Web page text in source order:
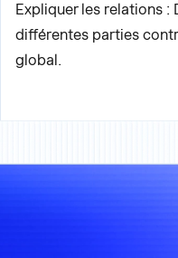
Expliquer les relations
différentes parties
global.